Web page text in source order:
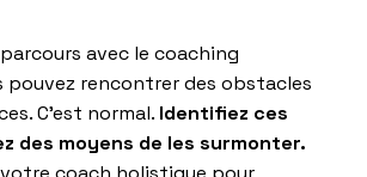
avec le coaching
pouvez rencontrer des obstacles
C’est normal. Identifiez ces
des moyens de les surmonter.